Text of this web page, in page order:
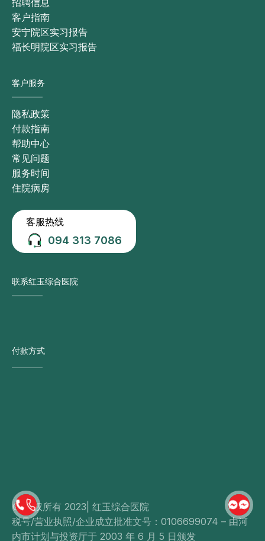
招聘信息
客户指南
安宁院区实习报告
福长明院区实习报告
客户服务
隐私政策
付款指南
帮助中心
常见问题
服务时间
住院病房
客服热线
094 313 7086
联系红玉综合医院
付款方式
© 版权所有 2023| 红玉综合医院
税号/营业执照/企业成立批准文号：0106699074 – 由河
内市计划与投资厅于 2003 年 6 月 5 日颁发